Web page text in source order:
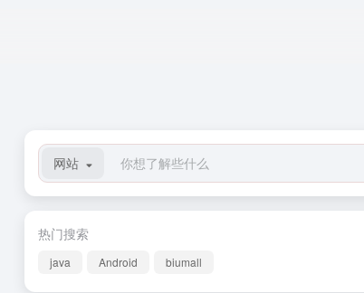
网站
热门搜索
java Android biumall